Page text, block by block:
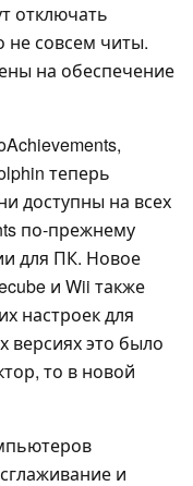
отключать
не совсем читы.
на обеспечение
теперь
доступны на всех
по-прежнему
для ПК. Новое
и Wii также
настроек для
версиях это было
то в новой
и